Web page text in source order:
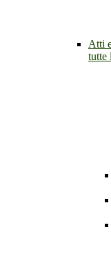
Atti
tutte